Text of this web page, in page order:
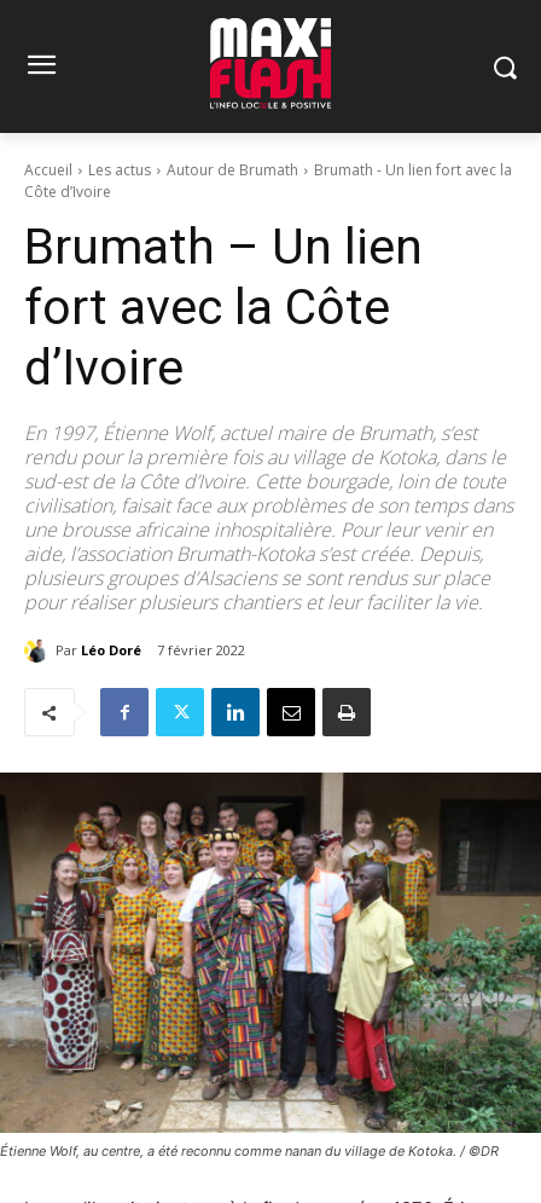
Accueil Les actus Autour de Brumath
Brumath - Un lien fort avec la
Côte d’Ivoire
Brumath – Un lien
fort avec la Côte
d’Ivoire
En 1997, Étienne Wolf, actuel maire de Brumath, s’est
rendu pour la première fois au village de Kotoka, dans le
sud-est de la Côte d’Ivoire. Cette bourgade, loin de toute
civilisation, faisait face aux problèmes de son temps dans
une brousse africaine inhospitalière. Pour leur venir en
aide, l’association Brumath-Kotoka s’est créée. Depuis,
plusieurs groupes d’Alsaciens se sont rendus sur place
pour réaliser plusieurs chantiers et leur faciliter la vie.
Par Léo Doré 7 février 2022
Étienne Wolf, au centre, a été reconnu comme nanan du village de Kotoka. / ©DR